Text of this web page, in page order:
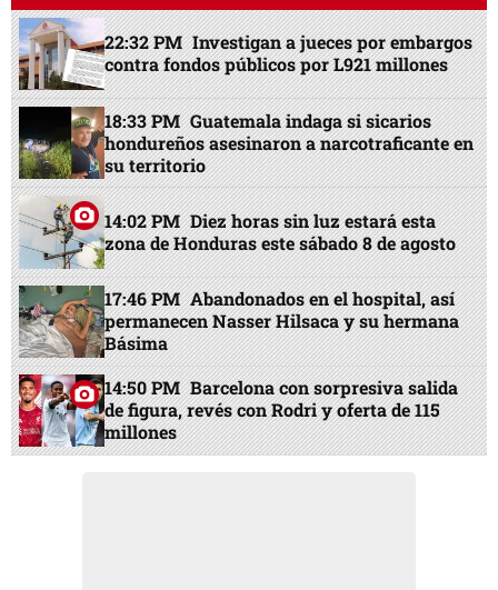
22:32 PM Investigan a jueces por embargos
contra fondos públicos por L921 millones
18:33 PM Guatemala indaga si sicarios
hondureños asesinaron a narcotraficante en
su territorio
14:02 PM Diez horas sin luz estará esta
zona de Honduras este sábado 8 de agosto
17:46 PM Abandonados en el hospital, así
permanecen Nasser Hilsaca y su hermana
Básima
14:50 PM Barcelona con sorpresiva salida
de figura, revés con Rodri y oferta de 115
millones